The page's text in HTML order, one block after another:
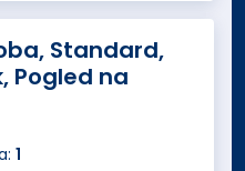
Standard,
Pogled na
1